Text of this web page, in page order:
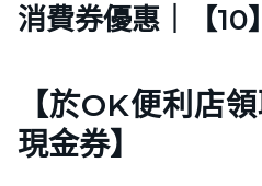
消費券優惠｜【
【於OK便利店
現金券】